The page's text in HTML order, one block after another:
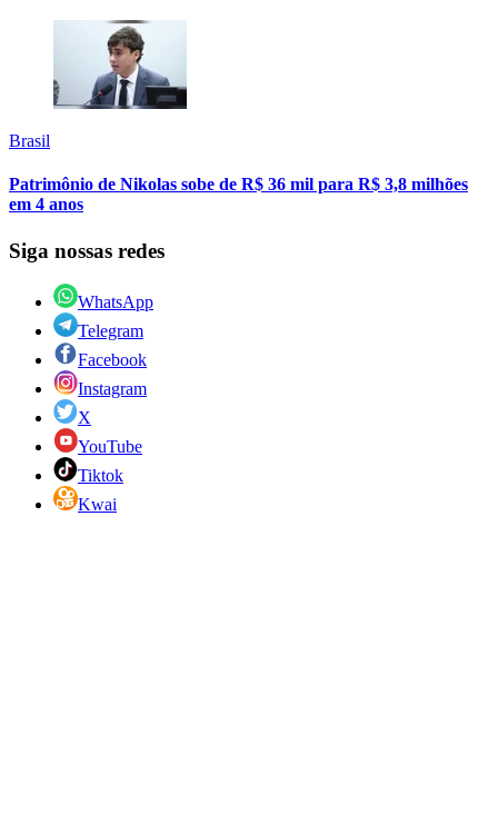
Brasil
Patrimônio de Nikolas sobe de R$ 36 mil para R$ 3,8 milhões
em 4 anos
Siga nossas redes
WhatsApp
Telegram
Facebook
Instagram
X
YouTube
Tiktok
Kwai